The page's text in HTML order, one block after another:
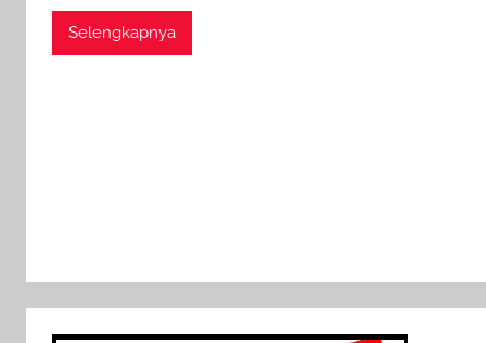
6
2
0
1
Selengkapnya